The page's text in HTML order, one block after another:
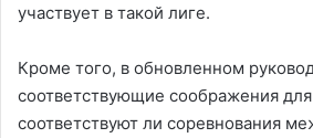
участвует в такой лиге.
Кроме того, в обновленном
соответствующие соображения
соответствуют ли соревнования